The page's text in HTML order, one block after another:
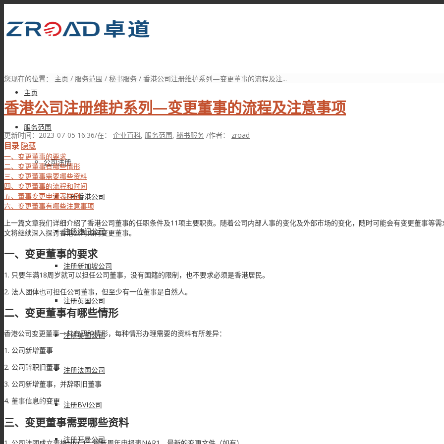
主页
服务范围
公司注册
注册香港公司
注册澳门公司
注册新加坡公司
注册英国公司
注册美国公司
注册法国公司
注册BVI公司
注册开曼公司
您现在的位置： 主页 / 服务范围 / 秘书服务 / 香港公司注册维护系列—变更董事的流程及注...
香港公司注册维护系列—变更董事的流程及注意事项
更新时间：2023-07-05 16:36/在： 企业百科, 服务范围, 秘书服务 /作者： zroad
目录 隐藏
一、变更董事的要求
二、变更董事有哪些情形
三、变更董事需要哪些资料
四、变更董事的流程和时间
五、董事变更申请表样例
六、变更董事有哪些注意事项
上一篇文章我们详细介绍了香港公司董事的任职条件及11项主要职责。随着公司内部人事的变化及外部市场的变化，随时可能会有变更董事等
文将继续深入探讨香港公司如何变更董事。
一、变更董事的要求
1. 只要年满18周岁就可以担任公司董事，没有国籍的限制，也不要求必须是香港居民。
2. 法人团体也可担任公司董事，但至少有一位董事是自然人。
二、变更董事有哪些情形
香港公司变更董事一共有四种情形，每种情形办理需要的资料有所差异：
1. 公司新增董事
2. 公司辞职旧董事
3. 公司新增董事，并辞职旧董事
4. 董事信息的变更
三、变更董事需要哪些资料